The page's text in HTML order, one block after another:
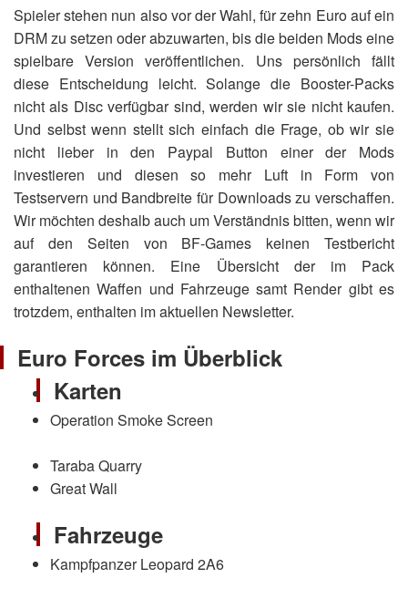
Spieler stehen nun also vor der Wahl, für zehn Euro auf ein
DRM zu setzen oder abzuwarten, bis die beiden Mods eine
spielbare Version veröffentlichen. Uns persönlich fällt
diese Entscheidung leicht. Solange die Booster-Packs
nicht als Disc verfügbar sind, werden wir sie nicht kaufen.
Und selbst wenn stellt sich einfach die Frage, ob wir sie
nicht lieber in den Paypal Button einer der Mods
investieren und diesen so mehr Luft in Form von
Testservern und Bandbreite für Downloads zu verschaffen.
Wir möchten deshalb auch um Verständnis bitten, wenn wir
auf den Seiten von BF-Games keinen Testbericht
garantieren können. Eine Übersicht der im Pack
enthaltenen Waffen und Fahrzeuge samt Render gibt es
trotzdem, enthalten im aktuellen Newsletter.
Euro Forces im Überblick
Karten
Operation Smoke Screen
Taraba Quarry
Great Wall
Fahrzeuge
Kampfpanzer Leopard 2A6